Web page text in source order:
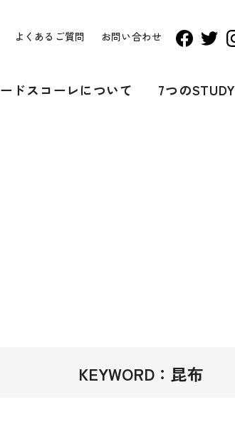
ドスコーレについて 7つのSTUDY
よくあるご質問 お問い合わせ
KEYWORD：昆布